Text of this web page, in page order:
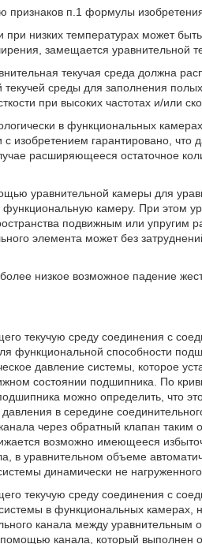
п.1 формулы
низких температурах может
замещается уравнительной
текучая среда должна
среды для заполнения
при высоких частотах и/или
в функциональных камерах
с изобретением гарантировано, что
расширяющееся остаточное
уравнительной камеры для
камеру. При этом
подвижным или упругим
элемента может без
низкое возможное падение
текучую среду соединения с
функциональной способности
давление системы, которое
состоянии подшипника. По
можно определить, что
в середине
через обратный клапан таким
возможно имеющееся
в уравнительном объеме
динамически не
текучую среду соединения с
в функциональных камерах,
канала между уравнительным
канала, который выполнен